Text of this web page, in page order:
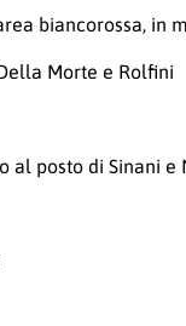
biancorossa,
Morte e Rolfini
al posto di Sinani e